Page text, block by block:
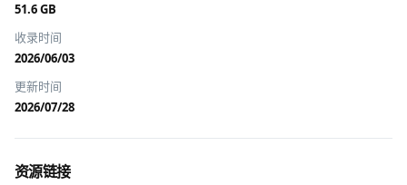
51.6 GB
收录时间
2026/06/03
更新时间
2026/07/28
资源链接